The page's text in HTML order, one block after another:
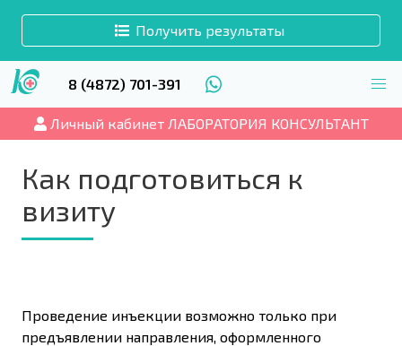
Получить результаты
8 (4872) 701-391
Личный кабинет ЛАБОРАТОРИЯ КОНСУЛЬТАНТ
Как подготовиться к
визиту
Проведение инъекции возможно только при
предъявлении направления, оформленного